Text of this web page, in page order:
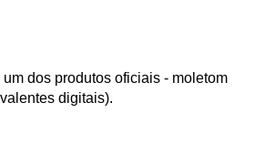
dos produtos oficiais - moletom
digitais).